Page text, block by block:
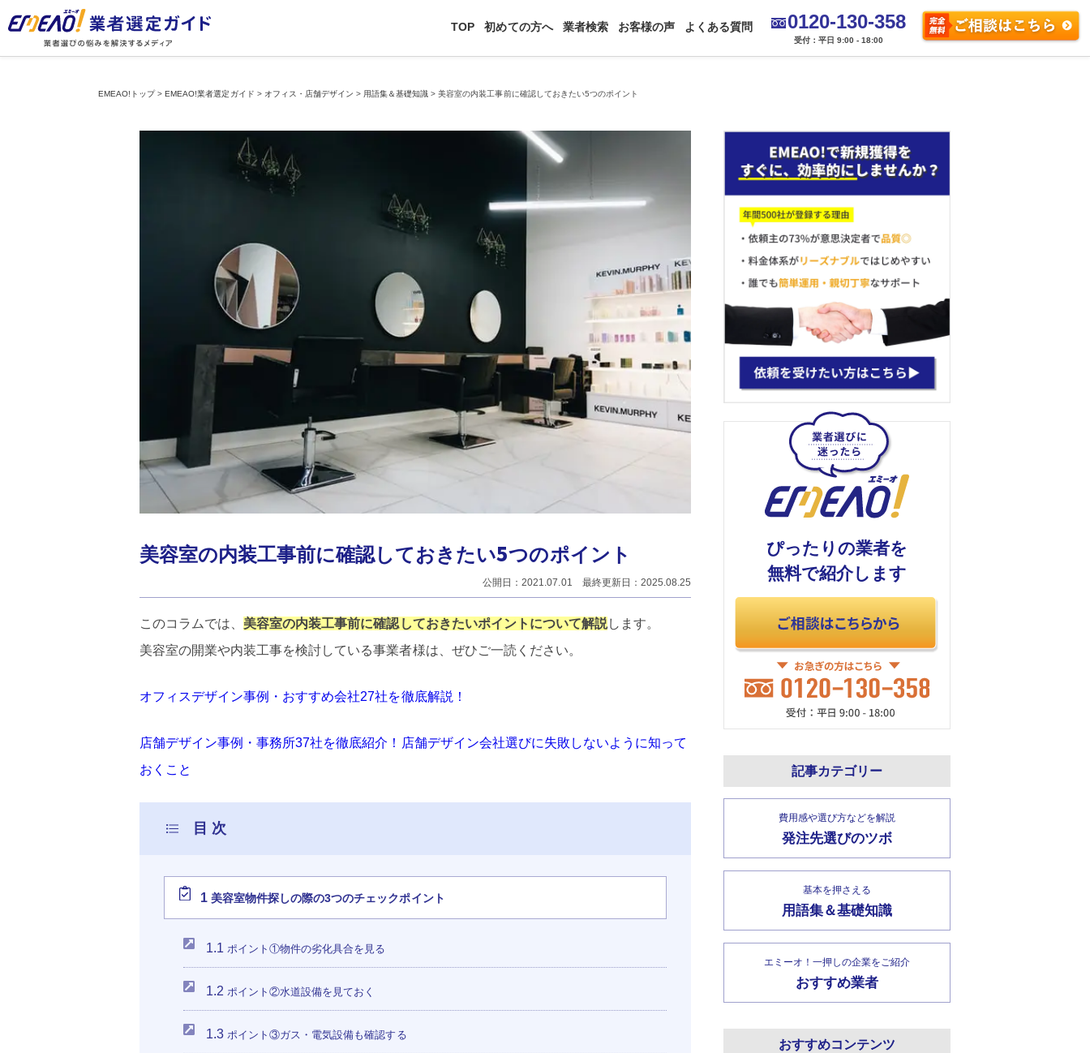
TOP 初めての方へ 業者検索 お客様の声 よくある質問 0120-130-358
受付：平日 9:00 - 18:00
EMEAO!トップ>EMEAO!業者選定ガイド > オフィス・店舗デザイン > 用語集＆基礎知識 >美容室の内装工事前に確認しておきたい5つのポイント
美容室の内装工事前に確認しておきたい5つのポイント
公開日：2021.07.01 最終更新日：2025.08.25
このコラムでは、 美容室の内装工事前に確認しておきたいポイントについて解説します。
美容室の開業や内装工事を検討している事業者様は、ぜひご一読ください。
オフィスデザイン事例・おすすめ会社27社を徹底解説！
店舗デザイン事例・事務所37社を徹底紹介！店舗デザイン会社選びに失敗しないように知って
おくこと
1 美容室物件探しの際の3つのチェックポイント
1.1 ポイント①物件の劣化具合を見る
1.2 ポイント②水道設備を見ておく
1.3 ポイント③ガス・電気設備も確認する
ぴったりの業者を
無料で紹介します
記事カテゴリー
費用感や選び方などを解説
発注先選びのツボ
基本を押さえる
用語集＆基礎知識
エミーオ！一押しの企業をご紹介
おすすめ業者
おすすめコンテンツ